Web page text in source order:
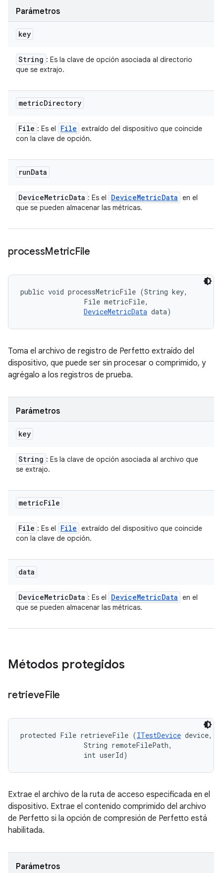
Parámetros
key
String : Es la clave de opción asociada al directorio
que se extrajo.
metricDirectory
File : Es el File extraído del dispositivo que coincide
con la clave de opción.
runData
DeviceMetricData : Es el DeviceMetricData en el
que se pueden almacenar las métricas.
processMetricFile
public void processMetricFile (String key,
                File metricFile,
DeviceMetricData data)
Toma el archivo de registro de Perfetto extraído del
dispositivo, que puede ser sin procesar o comprimido, y
agrégalo a los registros de prueba.
Parámetros
key
String : Es la clave de opción asociada al archivo que
se extrajo.
metricFile
File : Es el File extraído del dispositivo que coincide
con la clave de opción.
data
DeviceMetricData : Es el DeviceMetricData en el
que se pueden almacenar las métricas.
Métodos protegidos
retrieveFile
protected File retrieveFile (ITestDevice device,
                String remoteFilePath,
                int userId)
Extrae el archivo de la ruta de acceso especificada en el
dispositivo. Extrae el contenido comprimido del archivo
de Perfetto si la opción de compresión de Perfetto está
habilitada.
Parámetros